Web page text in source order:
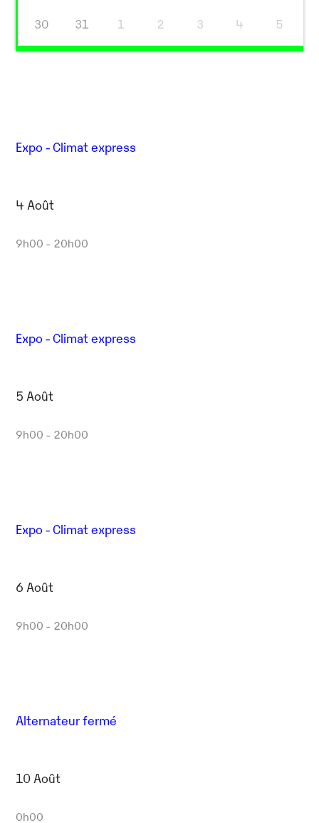
30 31 1 2 3 4 5
Expo - Climat express
4 Août
9h00 - 20h00
Expo - Climat express
5 Août
9h00 - 20h00
Expo - Climat express
6 Août
9h00 - 20h00
Alternateur fermé
10 Août
0h00